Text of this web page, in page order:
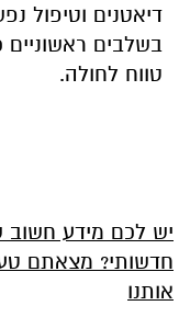
דיאטנים וטיפול
בשלבים ראשוניים
טווח לחולה.
יש לכם מידע חשוב
חדשותי? מצאתם
אותנו